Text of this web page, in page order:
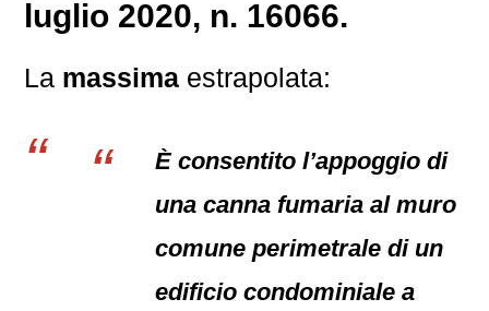
luglio 2020, n. 16066.
La massima estrapolata:
È consentito l’appoggio di
una canna fumaria al muro
comune perimetrale di un
edificio condominiale a